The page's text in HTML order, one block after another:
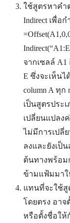
ใช้สูตรหาคำ
Indirect เพื่อ
จากเซลล์
E ซึ่งจะเห็นไ
column A ทุก
เป็นสูตรประ
เปลี่ยนแปลง
ไม่มีการเปลี่
ลงและยังเป็
ต้นทางพร้อม
ข้ามแฟ้มมาใ
แทนที่จะใช้สู
โดยตรง อา
หรือตั้งชื่อให้